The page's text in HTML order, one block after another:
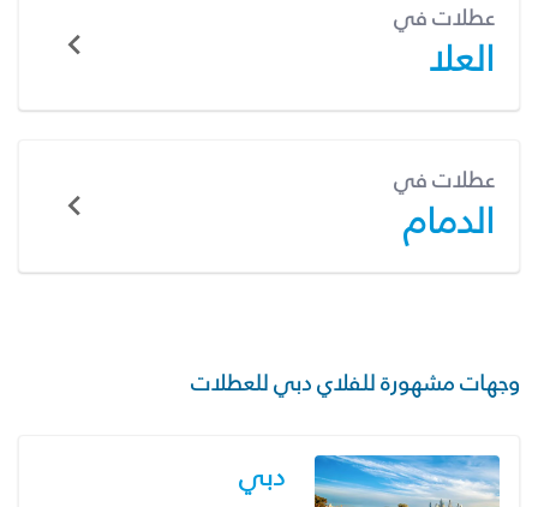
عطلات في
العلا
عطلات في
الدمام
وجهات مشهورة للفلاي دبي للعطلات
دبي